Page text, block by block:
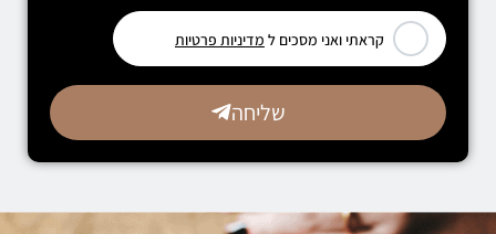
קראתי ואני מסכים ל מדיניות פרטיות
שליחה